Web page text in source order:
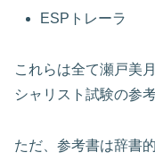
ESPトレーラ
これらは全て瀬戸美
シャリスト試験の参
ただ、参考書は辞書